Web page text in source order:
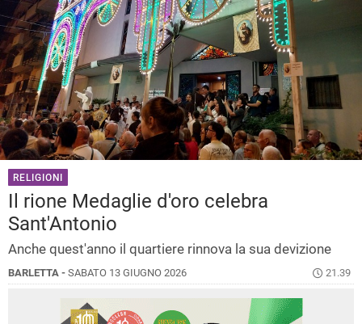
RELIGIONI
Il rione Medaglie d'oro celebra
Sant'Antonio
Anche quest'anno il quartiere rinnova la sua devizione
BARLETTA - SABATO 13 GIUGNO 2026 21.39